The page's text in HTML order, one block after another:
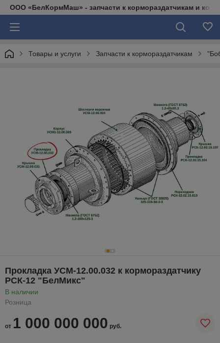
ООО «БелКормМаш» - запчасти к кормораздатчикам и
Товары и услуги Запчасти к кормораздатчикам
Прокладка УСМ-12.00.032 к кормораздатчику
РСК-12 "БелМикс"
В наличии
Розница
от 1 000 000 000 руб.